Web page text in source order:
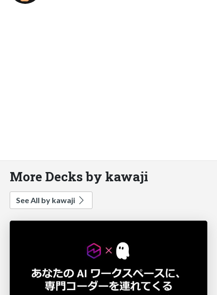
More Decks by kawaji
See All by kawaji